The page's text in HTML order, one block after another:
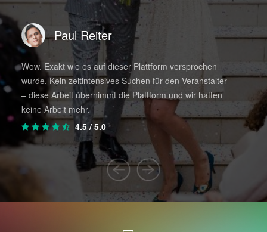
Paul Reiter
Wow. Exakt wie es auf dieser Plattform versprochen
wurde. Kein zeitintensives Suchen für den Veranstalter
– diese Arbeit übernimmt die Plattform und wir hatten
keine Arbeit mehr.
4.5/ 5.0
war